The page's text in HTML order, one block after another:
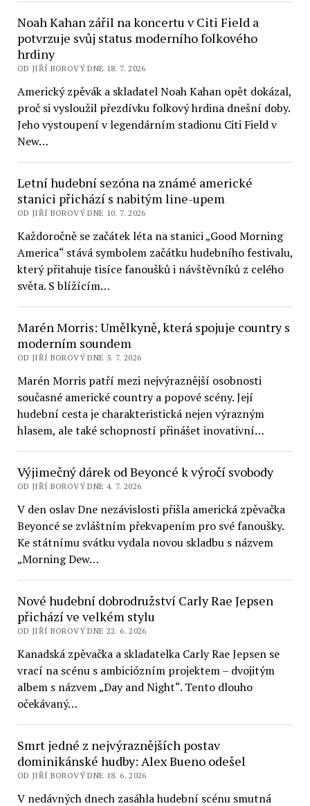
Noah Kahan zářil na koncertu v Citi Field a
potvrzuje svůj status moderního folkového
hrdiny
OD JIŘÍ BOROVÝ DNE 18. 7. 2026
Americký zpěvák a skladatel Noah Kahan opět dokázal,
proč si vysloužil přezdívku folkový hrdina dnešní doby.
Jeho vystoupení v legendárním stadionu Citi Field v
New…
Letní hudební sezóna na známé americké
stanici přichází s nabitým line-upem
OD JIŘÍ BOROVÝ DNE 10. 7. 2026
Každoročně se začátek léta na stanici „Good Morning
America“ stává symbolem začátku hudebního festivalu,
který přitahuje tisíce fanoušků i návštěvníků z celého
světa. S blížícím…
Marén Morris: Umělkyně, která spojuje country s
moderním soundem
OD JIŘÍ BOROVÝ DNE 5. 7. 2026
Marén Morris patří mezi nejvýraznější osobnosti
současné americké country a popové scény. Její
hudební cesta je charakteristická nejen výrazným
hlasem, ale také schopností přinášet inovativní…
Výjimečný dárek od Beyoncé k výročí svobody
OD JIŘÍ BOROVÝ DNE 4. 7. 2026
V den oslav Dne nezávislosti přišla americká zpěvačka
Beyoncé se zvláštním překvapením pro své fanoušky.
Ke státnímu svátku vydala novou skladbu s názvem
„Morning Dew…
Nové hudební dobrodružství Carly Rae Jepsen
přichází ve velkém stylu
OD JIŘÍ BOROVÝ DNE 22. 6. 2026
Kanadská zpěvačka a skladatelka Carly Rae Jepsen se
vrací na scénu s ambiciózním projektem – dvojitým
albem s názvem „Day and Night“. Tento dlouho
očekávaný…
Smrt jedné z nejvýraznějších postav
dominikánské hudby: Alex Bueno odešel
OD JIŘÍ BOROVÝ DNE 18. 6. 2026
V nedávných dnech zasáhla hudební scénu smutná